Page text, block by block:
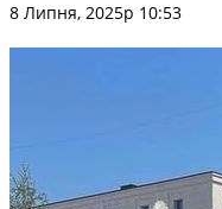
8 Липня, 2025р 10:53